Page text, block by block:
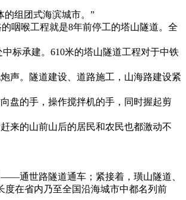
的组团式海滨城市。”
咽喉工程就是8年前停工的塔山隧道。全
标承建。610米的塔山隧道工程对于中铁
声。隧道建设、道路施工，山海路建设紧
盘的手，操作搅拌机的手，同时握起剪
来的山前山后的居民和农民也都激动不
通世路隧道通车；紧接着，璜山隧道、
在省内乃至全国沿海城市中都名列前